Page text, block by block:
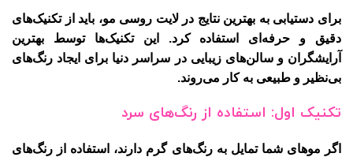
برای دستیابی به بهترین نتایج در لایت روسی مو، باید از تکنیک‌های
دقیق و حرفه‌ای استفاده کرد. این تکنیک‌ها توسط بهترین
آرایشگران و سالن‌های زیبایی در سراسر دنیا برای ایجاد رنگ‌های
بی‌نظیر و طبیعی به کار می‌روند.
تکنیک اول: استفاده از رنگ‌های سرد
اگر موهای شما تمایل به رنگ‌های گرم دارند، استفاده از رنگ‌های